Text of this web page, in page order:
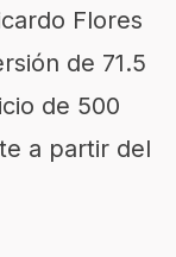
Flores
de 71.5
de 500
a partir del